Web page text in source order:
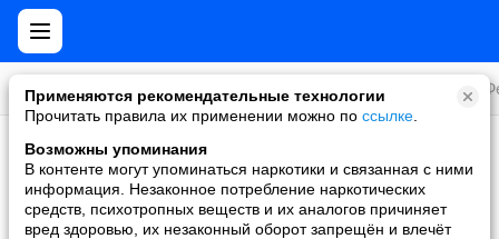
Все игры
Применяются рекомендательные технологии
Прочитать правила их применении можно по ссылке
Возможны упоминания
В контенте могут упоминаться наркотики и связанная с ними
информация. Незаконное потребление наркотических
средств, психотропных веществ и их аналогов причиняет
вред здоровью, их незаконный оборот запрещён и влечёт
Скидки и акции
Ни одной игры не найдено